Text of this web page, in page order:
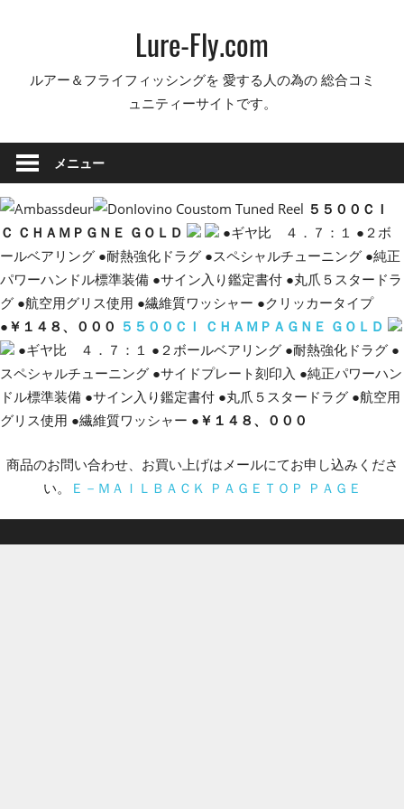
ッ
Lure-Fly.com
ルアー＆フライフィッシングを 愛する人の為の 総合コミ
ュニティーサイトです。
メニュー
５５００ＣＩ
Ｃ ＣＨＡＭＰＧＮＥ ＧＯＬＤ
●ギヤ比 ４．７：１ ●２ボ
ールベアリング ●耐熱強化ドラグ ●スペシャルチューニング ●純正
パワーハンドル標準装備 ●サイン入り鑑定書付 ●丸爪５スタードラ
グ ●航空用グリス使用 ●繊維質ワッシャー ●クリッカータイプ
● ￥１４８、０００ ５５００ＣＩ ＣＨＡＭＰＡＧＮＥ ＧＯＬＤ
●ギヤ比 ４．７：１ ●２ボールベアリング ●耐熱強化ドラグ ●
スペシャルチューニング ●サイドプレート刻印入 ●純正パワーハン
ドル標準装備 ●サイン入り鑑定書付 ●丸爪５スタードラグ ●航空用
グリス使用 ●繊維質ワッシャー ● ￥１４８、０００
商品のお問い合わせ、お買い上げはメールにてお申し込みくださ
い。
Ｅ－ＭＡＩＬ ＢＡＣＫ ＰＡＧＥ ＴＯＰ ＰＡＧＥ